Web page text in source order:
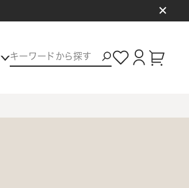
グ
イ
カー
ト